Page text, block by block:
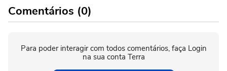
Comentários (0)
Para poder interagir com todos comentários, faça Login
na sua conta Terra